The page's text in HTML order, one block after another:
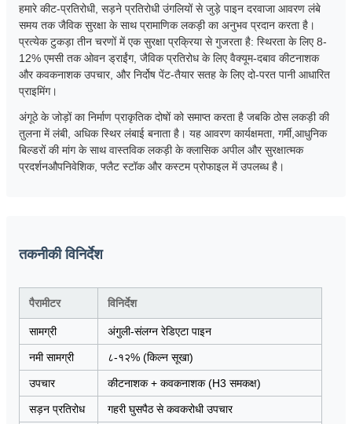
हमारे कीट-प्रतिरोधी, सड़ने प्रतिरोधी उंगलियों से जुड़े पाइन दरवाजा आवरण लंबे
समय तक जैविक सुरक्षा के साथ प्रामाणिक लकड़ी का अनुभव प्रदान करता है।
प्रत्येक टुकड़ा तीन चरणों में एक सुरक्षा प्रक्रिया से गुजरता है: स्थिरता के लिए 8-
12% एमसी तक ओवन ड्राईंग, जैविक प्रतिरोध के लिए वैक्यूम-दबाव कीटनाशक
और कवकनाशक उपचार, और निर्दोष पेंट-तैयार सतह के लिए दो-परत पानी आधारित
प्राइमिंग।
अंगूठे के जोड़ों का निर्माण प्राकृतिक दोषों को समाप्त करता है जबकि ठोस लकड़ी की
तुलना में लंबी, अधिक स्थिर लंबाई बनाता है। यह आवरण कार्यक्षमता, गर्मी,आधुनिक
बिल्डरों की मांग के साथ वास्तविक लकड़ी के क्लासिक अपील और सुरक्षात्मक
प्रदर्शनऔपनिवेशिक, फ्लैट स्टॉक और कस्टम प्रोफाइल में उपलब्ध है।
तकनीकी विनिर्देश
पैरामीटर विनिर्देश
सामग्री अंगुली-संलग्न रेडिएटा पाइन
नमी सामग्री ८-१२% (किल्न सूखा)
उपचार कीटनाशक + कवकनाशक (H3 समकक्ष)
सड़न प्रतिरोध गहरी घुसपैठ से कवकरोधी उपचार